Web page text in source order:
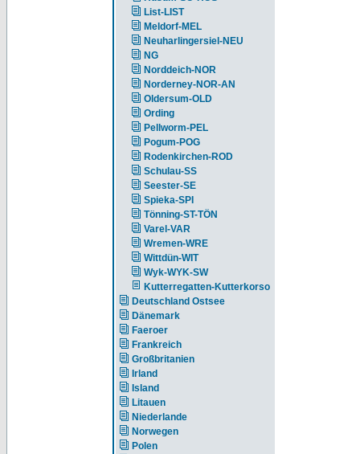
List-LIST
Meldorf-MEL
Neuharlingersiel-NEU
NG
Norddeich-NOR
Norderney-NOR-AN
Oldersum-OLD
Ording
Pellworm-PEL
Pogum-POG
Rodenkirchen-ROD
Schulau-SS
Seester-SE
Spieka-SPI
Tönning-ST-TÖN
Varel-VAR
Wremen-WRE
Wittdün-WIT
Wyk-WYK-SW
Kutterregatten-Kutterkorso
Deutschland Ostsee
Dänemark
Faeroer
Frankreich
Großbritanien
Irland
Island
Litauen
Niederlande
Norwegen
Polen